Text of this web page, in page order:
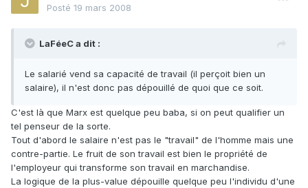
Posté 19 mars 2008
LaFéeC a dit :
Le salarié vend sa capacité de travail (il perçoit bien un
salaire), il n'est donc pas dépouillé de quoi que ce soit.
C'est là que Marx est quelque peu baba, si on peut qualifier un
tel penseur de la sorte.
Tout d'abord le salaire n'est pas le "travail" de l'homme mais une
contre-partie. Le fruit de son travail est bien le propriété de
l'employeur qui transforme son travail en marchandise.
La logique de la plus-value dépouille quelque peu l'individu d'une